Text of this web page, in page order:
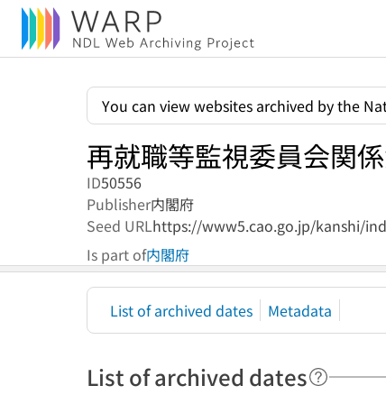
You can view websites archived by the
再就職等監視委員会関
ID50556
Publisher内閣府
Seed URLhttps://www5.cao.go.jp/kanshi/
Is part of内閣府
List of archived dates Metadata
List of archived dates